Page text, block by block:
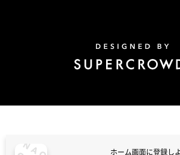
ホーム画面に登録し